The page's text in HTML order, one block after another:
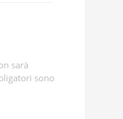
sarà
sono